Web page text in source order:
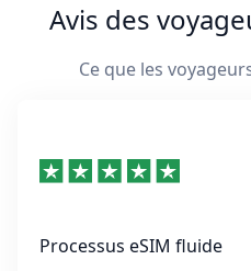
Avis des
Ce que les
Processus eSIM fluide